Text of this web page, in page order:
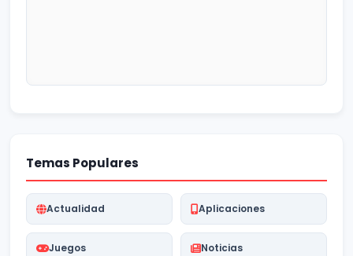
Temas Populares
Actualidad Aplicaciones
Juegos Noticias